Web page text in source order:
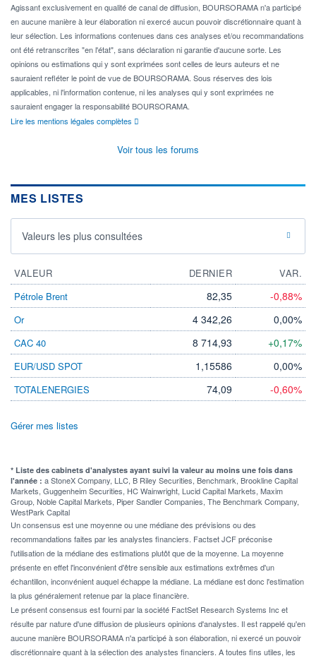
Agissant exclusivement en qualité de canal de diffusion, BOURSORAMA n'a participé
en aucune manière à leur élaboration ni exercé aucun pouvoir discrétionnaire quant à
leur sélection. Les informations contenues dans ces analyses et/ou recommandations
ont été retranscrites "en l'état", sans déclaration ni garantie d'aucune sorte. Les
opinions ou estimations qui y sont exprimées sont celles de leurs auteurs et ne
sauraient refléter le point de vue de BOURSORAMA. Sous réserves des lois
applicables, ni l'information contenue, ni les analyses qui y sont exprimées ne
sauraient engager la responsabilité BOURSORAMA.
Lire les mentions légales complètes
Voir tous les forums
MES LISTES
Valeurs les plus consultées
VALEUR DERNIER
VAR.
Pétrole Brent
82,35 -0,88%
Or 4 342,26 0,00%
CAC 40 8 714,93 +0,17%
EUR/USD SPOT 1,15586 0,00%
TOTALENERGIES 74,09 -0,60%
Gérer mes listes
* Liste des cabinets d'analystes ayant suivi la valeur au moins une fois dans
l'année : a StoneX Company, LLC, B Riley Securities, Benchmark, Brookline Capital
Markets, Guggenheim Securities, HC Wainwright, Lucid Capital Markets, Maxim
Group, Noble Capital Markets, Piper Sandler Companies, The Benchmark Company,
WestPark Capital
Un consensus est une moyenne ou une médiane des prévisions ou des
recommandations faites par les analystes financiers. Factset JCF préconise
l'utilisation de la médiane des estimations plutôt que de la moyenne. La moyenne
présente en effet l'inconvénient d'être sensible aux estimations extrêmes d'un
échantillon, inconvénient auquel échappe la médiane. La médiane est donc l'estimation
la plus généralement retenue par la place financière.
Le présent consensus est fourni par la société FactSet Research Systems Inc et
résulte par nature d'une diffusion de plusieurs opinions d'analystes. Il est rappelé qu'en
aucune manière BOURSORAMA n'a participé à son élaboration, ni exercé un pouvoir
discrétionnaire quant à la sélection des analystes financiers. A toutes fins utiles, les